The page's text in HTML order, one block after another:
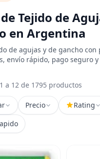
Tejido de
en Argentina
de agujas y de gancho con
envío rápido, pago seguro
a 12 de 1795 productos
Precio
Rating